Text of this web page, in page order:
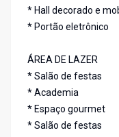
* Hall decorado e
* Portão eletrônico
ÁREA DE LAZER
* Salão de festas
* Academia
* Espaço gourmet
* Salão de festas